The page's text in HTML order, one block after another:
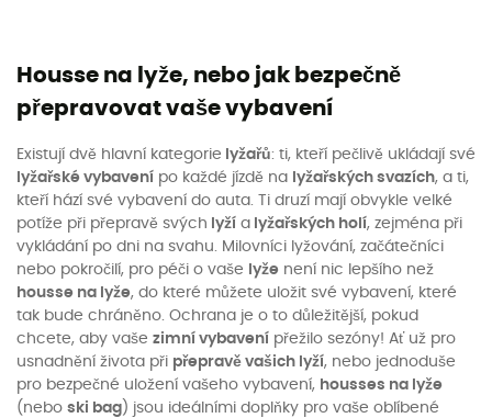
Housse na lyže, nebo jak bezpečně
přepravovat vaše vybavení
Existují dvě hlavní kategorie lyžařů: ti, kteří pečlivě ukládají své
lyžařské vybavení po každé jízdě na lyžařských svazích, a ti,
kteří hází své vybavení do auta. Ti druzí mají obvykle velké
potíže při přepravě svých lyží a lyžařských holí, zejména při
vykládání po dni na svahu. Milovníci lyžování, začátečníci
nebo pokročilí, pro péči o vaše
lyže není nic lepšího než
housse na lyže, do které můžete uložit své vybavení, které
tak bude chráněno. Ochrana je o to důležitější, pokud
chcete, aby vaše zimní vybavení přežilo sezóny! Ať už pro
usnadnění života při přepravě vašich lyží, nebo jednoduše
pro bezpečné uložení vašeho vybavení, housses na lyže
(nebo ski bag) jsou ideálními doplňky pro vaše oblíbené